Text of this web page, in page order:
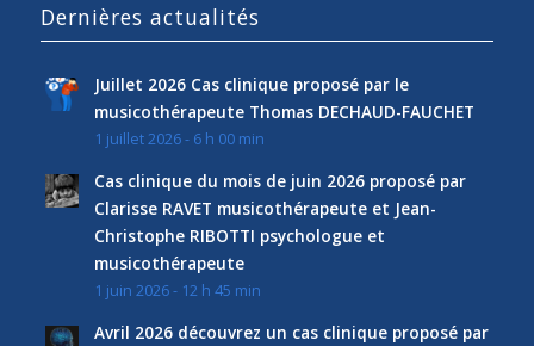
Dernières actualités
Juillet 2026 Cas clinique proposé par le
musicothérapeute Thomas DECHAUD-FAUCHET
1 juillet 2026 - 6 h 00 min
Cas clinique du mois de juin 2026 proposé par
Clarisse RAVET musicothérapeute et Jean-
Christophe RIBOTTI psychologue et
musicothérapeute
1 juin 2026 - 12 h 45 min
Avril 2026 découvrez un cas clinique proposé par